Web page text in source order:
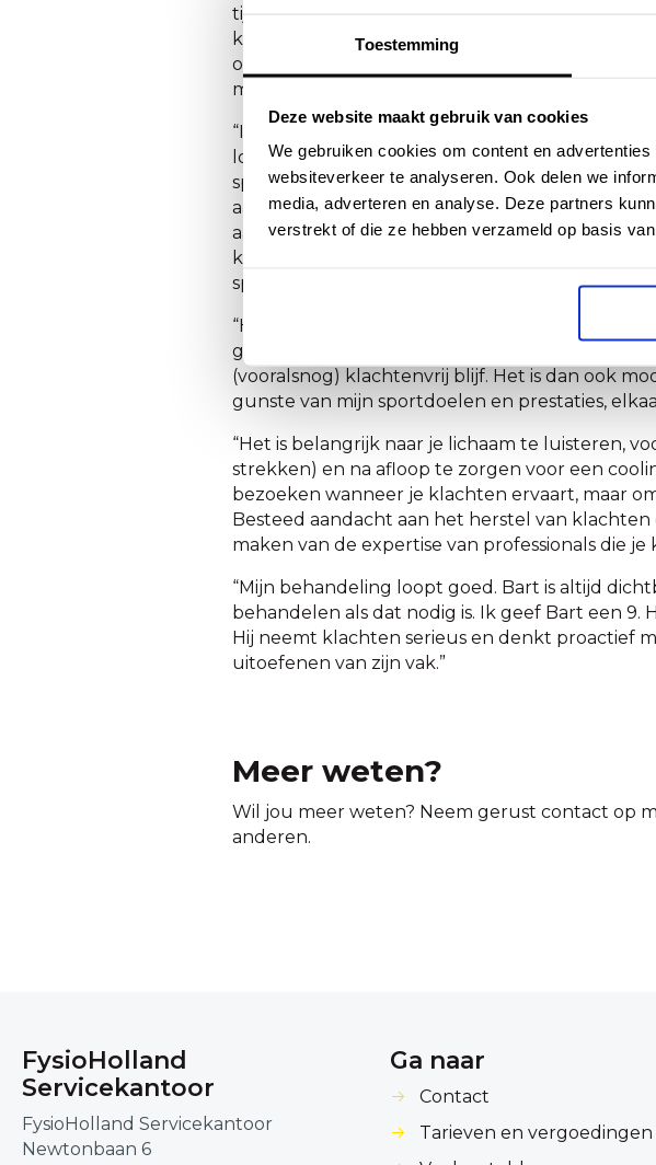
Toestemming
Deze website maakt gebruik van cookies
We gebruiken cookies om content en
websiteverkeer te analyseren. Ook delen we
media, adverteren en analyse. Deze partners
verstrekt of die ze hebben verzameld op basis
tijdens het trainen krijg ik klachten. Beiden
kan staan, en ik ook voldoende ontspanning
ontspanning heb gevonden voel ik mij mentaal
mogelijk te laten presteren.”
“Ik merk dat ik door de begeleiding van Bart
loop en zit (of soms onderuit hang.).
spiergroepen aandacht nodig hebben. Het is
aan te spannen, bij het bankdrukken is dit een
aanspannen ontstonden er klachten. Bart
kleinere spiergroepen mee te pakken
sporttape kan bijdragen aan het verstevigen
“Het gegeven dat ik in staat ben en blijf om
getuigt er van dat ik mede dankzij de
(vooralsnog) klachtenvrij blijf. Het is dan ook
gunste van mijn sportdoelen en prestaties,
“Het is belangrijk naar je lichaam te luisteren,
strekken) en na afloop te zorgen voor een
bezoeken wanneer je klachten ervaart, maar
Besteed aandacht aan het herstel van
maken van de expertise van professionals die
“Mijn behandeling loopt goed. Bart is altijd
behandelen als dat nodig is. Ik geef Bart een
Hij neemt klachten serieus en denkt proactief
uitoefenen van zijn vak.”
Meer weten?
Wil jou meer weten? Neem gerust contact op
anderen.
FysioHolland
Servicekantoor
FysioHolland Servicekantoor
Newtonbaan 6
Ga naar
Contact
Tarieven en vergoedingen